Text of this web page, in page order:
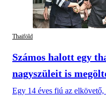
Thaiföld
Számos halott egy
nagyszüleit is
Egy 14 éves fiú az elkövető,